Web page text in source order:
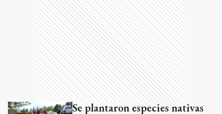
Se plantaron especies nativas